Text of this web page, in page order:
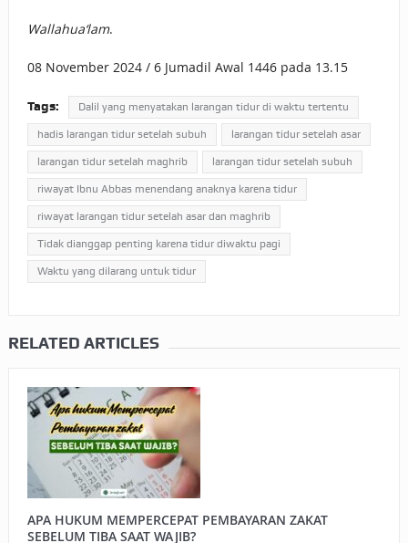
Wallahua‘lam.
08 November 2024 / 6 Jumadil Awal 1446 pada 13.15
Tags: Dalil yang menyatakan larangan tidur di waktu tertentu
hadis larangan tidur setelah subuh larangan tidur setelah asar
larangan tidur setelah maghrib larangan tidur setelah subuh
riwayat Ibnu Abbas menendang anaknya karena tidur
riwayat larangan tidur setelah asar dan maghrib
Tidak dianggap penting karena tidur diwaktu pagi
Waktu yang dilarang untuk tidur
RELATED ARTICLES
APA HUKUM MEMPERCEPAT PEMBAYARAN ZAKAT
SEBELUM TIBA SAAT WAJIB?